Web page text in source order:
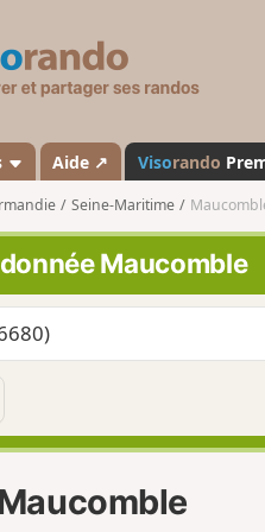
s
a
n
d
o
Aide ↗ Visorando
Seine-Maritime
Maucomble